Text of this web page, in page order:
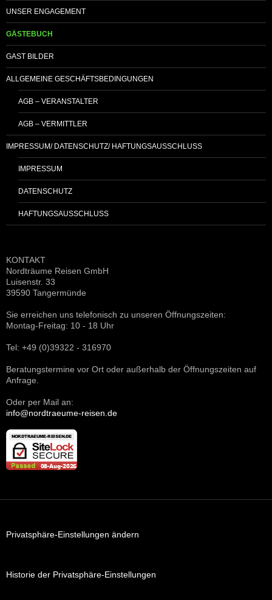
UNSER ENGAGEMENT
GÄSTEBUCH
GAST BILDER
ALLGEMEINE GESCHÄFTSBEDINGUNGEN
AGB – VERANSTALTER
AGB – VERMITTLER
IMPRESSUM/ DATENSCHUTZ/ HAFTUNGSAUSSCHLUSS
IMPRESSUM
DATENSCHUTZ
HAFTUNGSAUSSCHLUSS
KONTAKT
Nordträume Reisen GmbH
Luisenstr. 33
39590 Tangermünde
Sie erreichen uns telefonisch zu unseren Öffnungszeiten:
Montag-Freitag: 10 - 18 Uhr
Tel: +49 (0)39322 - 316970
Beratungstermine vor Ort oder außerhalb der Öffnungszeiten auf
Anfrage.
Oder per Mail an:
info@nordtraeume-reisen.de
Privatsphäre-Einstellungen ändern
Historie der Privatsphäre-Einstellungen